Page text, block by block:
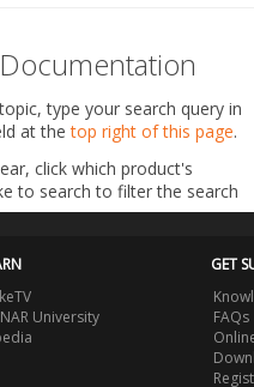
type your search query in
at thetop right of this page.
click which product's
to search to filter the search
University
GET
FAQs